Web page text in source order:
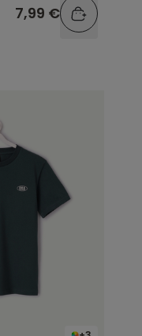
7,99 €